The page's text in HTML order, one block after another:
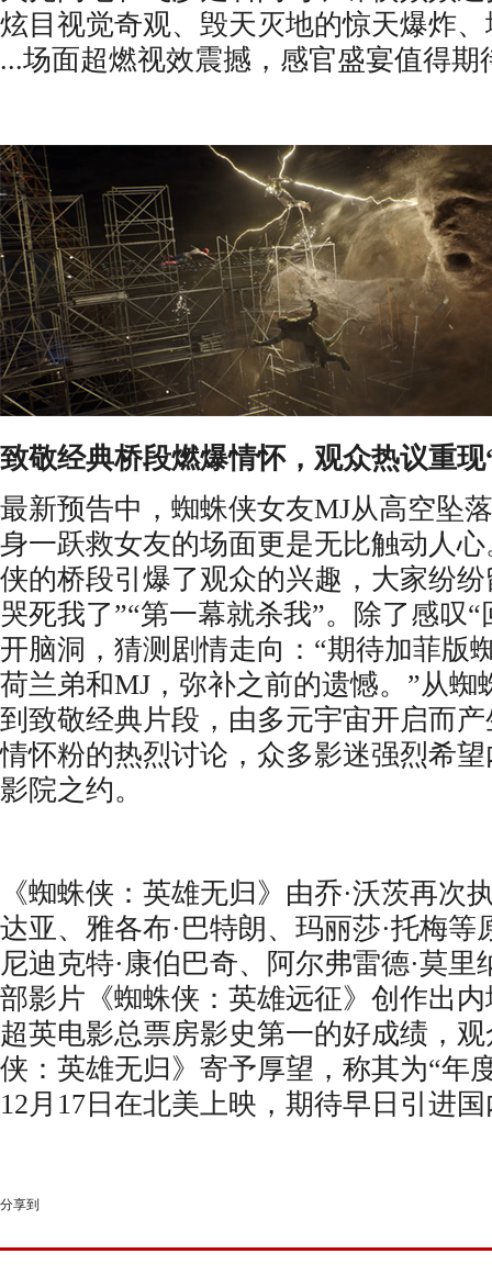
炫目视觉奇观、 毁天灭地的惊天爆炸、
...场面超燃视效震撼 ， 感官盛宴值得期
致敬经典桥段燃爆情怀，观众热议重现
最新预告中，蜘蛛侠女友MJ从高空坠
身一跃救女友的场面更是无比触动人
侠的桥段引爆了观众的兴趣，大家纷
哭死我了”“第一幕就杀我”。除了感叹
开脑洞，猜测剧情走向：“期待加菲版
荷兰弟和MJ，弥补之前的遗憾。”从蜘
到致敬经典片段，由多元宇宙开启而
情怀粉的热烈讨论，众多影迷强烈希
影院之约。
《蜘蛛侠：英雄无归》由乔·沃茨再次
达亚、雅各布·巴特朗、玛丽莎·托梅
尼迪克特·康伯巴奇、阿尔弗雷德·莫里
部影片《蜘蛛侠：英雄远征》创作出
超英电影总票房影史第一的好成绩，
侠：英雄无归》寄予厚望，称其为“年
12月17日在北美上映， 期待早日引进
分享到